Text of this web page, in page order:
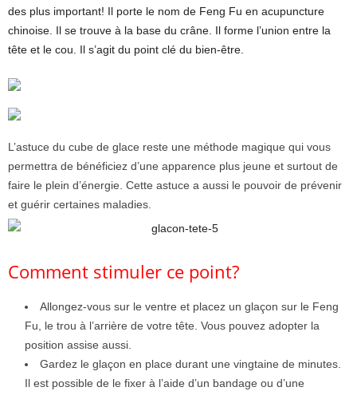
des plus important! Il porte le nom de Feng Fu en acupuncture
chinoise. Il se trouve à la base du crâne. Il forme l’union entre la
tête et le cou. Il s’agit du point clé du bien-être.
L’astuce du cube de glace reste une méthode magique qui vous
permettra de bénéficiez d’une apparence plus jeune et surtout de
faire le plein d’énergie. Cette astuce a aussi le pouvoir de prévenir
et guérir certaines maladies.
Comment stimuler ce point?
Allongez-vous sur le ventre et placez un glaçon sur le Feng
Fu, le trou à l’arrière de votre tête. Vous pouvez adopter la
position assise aussi.
Gardez le glaçon en place durant une vingtaine de minutes.
Il est possible de le fixer à l’aide d’un bandage ou d’une